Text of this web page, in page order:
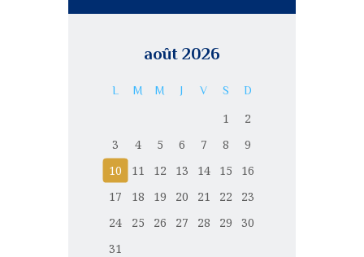
août 2026
L M M J V S D
1
2
3
4 5 6 7 8
9
10
11 12 13 14 15
16
17
18 19 20 21 22
23
24
25 26 27 28 29
30
31